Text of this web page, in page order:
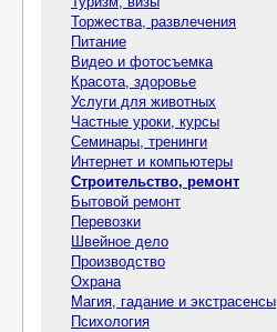
Торжества, развлечения
Питание
Видео и фотосъемка
Красота, здоровье
Услуги для животных
Частные уроки, курсы
Семинары, тренинги
Интернет и компьютеры
Строительство, ремонт
Бытовой ремонт
Перевозки
Швейное дело
Производство
Охрана
Магия, гадание и экстрасенсы
Психология